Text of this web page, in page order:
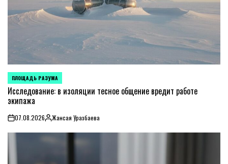
POSTED
IN
ПЛОЩАДЬ РАЗУМА
Исследование: в изоляции тесное общение вредит работе
экипажа
on07.08.2026PostedЖансая Уразбаева